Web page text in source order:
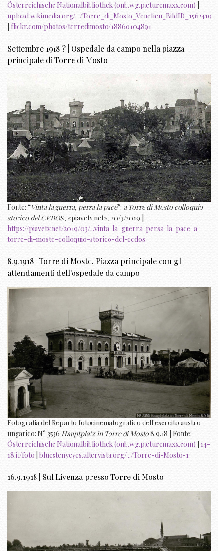
Österreichische Nationalbibliothek (onb.wg.picturemaxx.com)
upload.wikimedia.org/.../Torre_di_Mosto_Venetien_BildID_1562419
flickr.com/photos/torredimosto/18860104891
Settembre 1918 ? | Ospedale da campo nella piazza
principale di Torre di Mosto
Fonte: “Vinta la guerra, persa la pace”: a Torre di Mosto colloquio
storico del CEDOS, «piavetv.net», 20/3/2019 |
https://piavetv.net/2019/03/...vinta-la-guerra-persa-la-pace-a-
torre-di-mosto-colloquio-storico-del-cedos
8.9.1918 | Torre di Mosto. Piazza principale con gli
attendamenti dell'ospedale da campo
Fotografia del Reparto fotocinematografico dell'esercito austro-
ungarico: N° 3536 Hauptplatz in Torre di Mosto8.9.18 | Fonte:
Österreichische Nationalbibliothek (onb.wg.picturemaxx.com)
14-
18.it/foto bluestenyeyes.altervista.org/.../Torre-di-Mosto-1
16.9.1918 | Sul Livenza presso Torre di Mosto